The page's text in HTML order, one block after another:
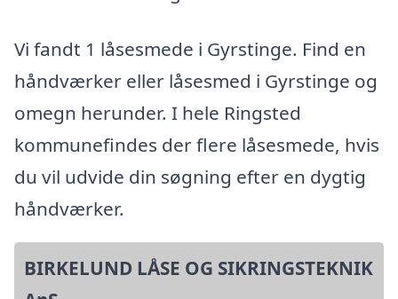
Vi fandt 1 låsesmede i Gyrstinge. Find en
håndværker eller låsesmed i Gyrstinge og
omegn herunder. I hele Ringsted
kommunefindes der flere låsesmede, hvis
du vil udvide din søgning efter en dygtig
håndværker.
BIRKELUND LÅSE OG SIKRINGSTEKNIK